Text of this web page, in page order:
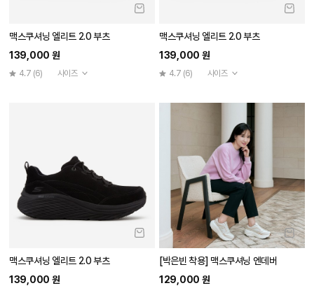
맥스쿠셔닝 엘리트 2.0 부츠
139,000 원
4.7 (6) 사이즈
맥스쿠셔닝 엘리트 2.0 부츠
139,000 원
4.7 (6) 사이즈
맥스쿠셔닝 엘리트 2.0 부츠
139,000 원
[박은빈 착용] 맥스쿠셔닝 엔데버
129,000 원